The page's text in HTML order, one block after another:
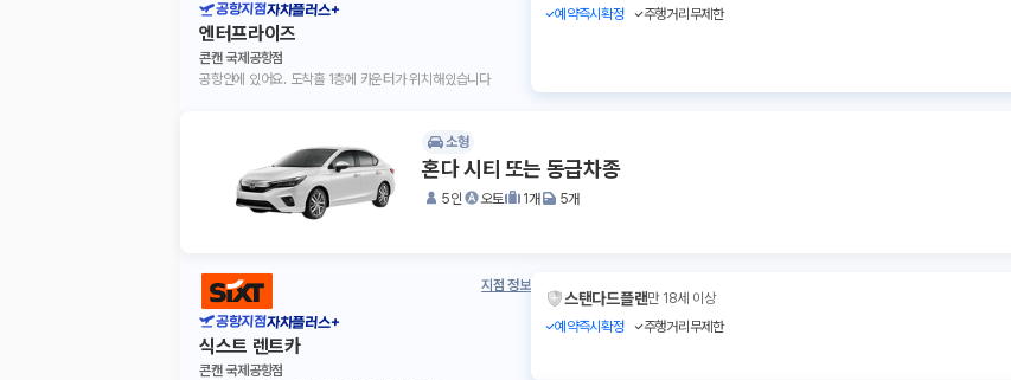
공항지점자차플러스+
엔터프라이즈
콘캔 국제공항점
공항안에 있어요. 도착홀 1층에 카운터가 위치해있습니다
예약즉시확정
주행거리무제한
소형
혼다 시티 또는 동급차종
5인 오토 1개
5개
지점 정보
공항지점자차플러스+
식스트 렌트카
콘캔 국제공항점
스탠다드플랜만 18세 이상
예약즉시확정
주행거리무제한